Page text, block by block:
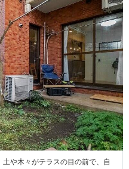
や木々がテラスの目の前で、自